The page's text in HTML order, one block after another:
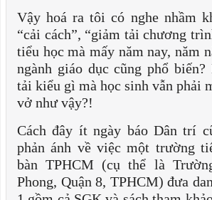
Vậy hoá ra tôi có nghe nhầm
“cải cách”, “giảm tải chương
tiểu học mà mấy năm nay, năm
ngành giáo dục cũng phổ
tải kiểu gì mà học sinh vẫn phải
vở như vậy?!
Cách đây ít ngày báo Dân trí
phản ánh về việc một trường
bàn TPHCM (cụ thể là
Phong, Quận 8, TPHCM) đưa